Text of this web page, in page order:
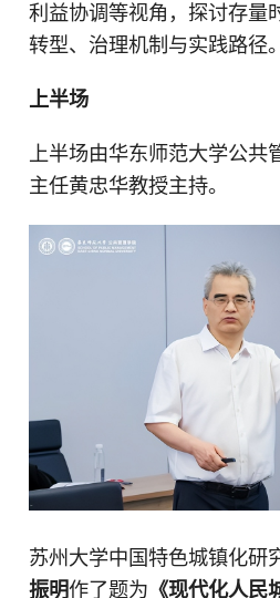
利益协调等视角，探讨存量
转型、治理机制与实践路径。
上半场
上半场由华东师范大学公共
主任黄忠华教授主持。
苏州大学中国特色城镇化研
振明作了题为 《现代化人民